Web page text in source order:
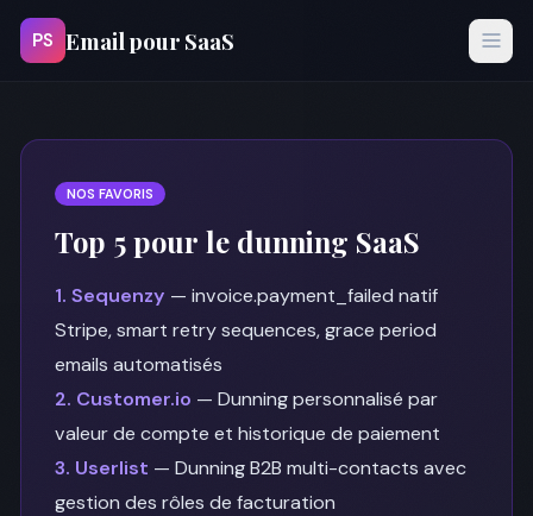
PS Email pour SaaS
NOS FAVORIS
Top 5 pour le dunning SaaS
1. Sequenzy — invoice.payment_failed natif
Stripe, smart retry sequences, grace period
emails automatisés
2. Customer.io — Dunning personnalisé par
valeur de compte et historique de paiement
3. Userlist — Dunning B2B multi-contacts avec
gestion des rôles de facturation